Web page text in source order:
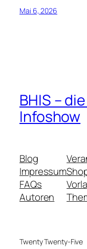
Mai 6, 2026
BHIS –
Infoshow
Blog
Impressum
FAQs
Autoren
Twenty Twenty-Five